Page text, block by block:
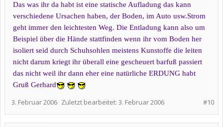
Das was ihr da habt ist eine statische Aufladung das kann
verschiedene Ursachen haben, der Boden, im Auto usw.Strom
geht immer den leichtesten Weg. Die Entladung kann also um
Beispiel über die Hände stattfinden wenn ihr vom Boden her
isoliert seid durch Schuhsohlen meistens Kunstoffe die leiten
nicht darum kriegt ihr überall eine gescheuert barfuß passiert
das nicht weil ihr dann eher eine natürliche ERDUNG habt
Gruß Gerhard
#10
3. Februar 2006 Zuletzt bearbeitet: 3. Februar 2006